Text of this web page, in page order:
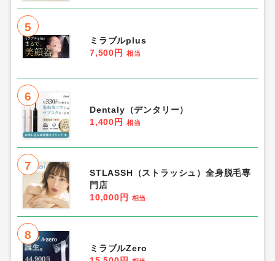
5
ミラブルplus
7,500円
相当
6
Dentaly（デンタリー）
1,400円
相当
7
STLASSH（ストラッシュ）全身脱毛専
門店
10,000円
相当
8
ミラブルZero